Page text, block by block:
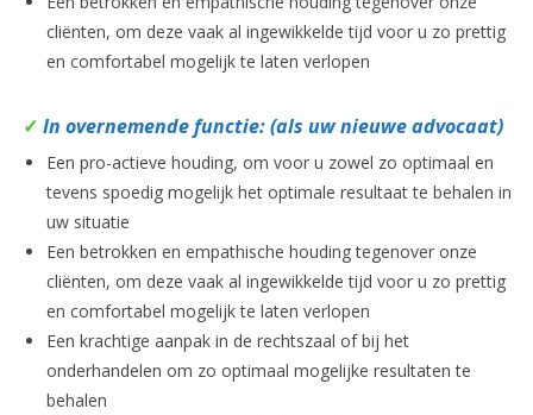
cliënten, om deze vaak al ingewikkelde tijd voor u zo prettig
en comfortabel mogelijk te laten verlopen
✓ In overnemende functie: (als uw nieuwe advocaat)
Een pro-actieve houding, om voor u zowel zo optimaal en
tevens spoedig mogelijk het optimale resultaat te behalen in
uw situatie
Een betrokken en empathische houding tegenover onze
cliënten, om deze vaak al ingewikkelde tijd voor u zo prettig
en comfortabel mogelijk te laten verlopen
Een krachtige aanpak in de rechtszaal of bij het
onderhandelen om zo optimaal mogelijke resultaten te
behalen